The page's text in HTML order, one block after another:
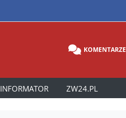
KOMENTARZE
INFORMATOR ZW24.PL